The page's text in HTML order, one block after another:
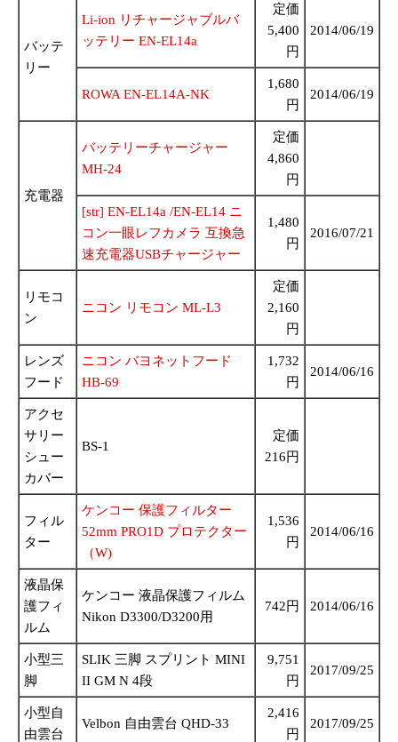
バッテ
リー
Li-ion リチャージャブルバ
ッテリー EN-EL14a
定価
5,400
円
2014/06/19
ROWA EN-EL14A-NK
1,680
円
2014/06/19
充電器
バッテリーチャージャー
MH-24
定価
4,860
円
[str] EN-EL14a /EN-EL14 ニ
コン一眼レフカメラ 互換急
速充電器USBチャージャー
1,480
円
2016/07/21
リモコ
ン
ニコン リモコン ML-L3
定価
2,160
円
レンズ
フード
ニコン バヨネットフード
HB-69
1,732
円
2014/06/16
アクセ
サリー
シュー
カバー
BS-1
定価
216円
フィル
ター
ケンコー 保護フィルター
52mm PRO1D プロテクター
（W)
1,536
円
2014/06/16
液晶保
護フィ
ルム
ケンコー 液晶保護フィルム
Nikon D3300/D3200用
742円 2014/06/16
小型三
脚
SLIK 三脚 スプリント MINI
II GM N 4段
9,751
円
2017/09/25
小型自
由雲台
Velbon 自由雲台 QHD-33
2,416
円
2017/09/25